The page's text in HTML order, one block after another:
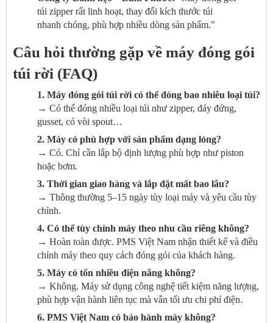
túi zipper rất linh hoạt, thay đổi kích thước túi
nhanh chóng, phù hợp nhiều dòng sản phẩm.”
Câu hỏi thường gặp về máy đóng gói
túi rời (FAQ)
1. Máy đóng gói túi rời có thể đóng bao nhiêu loại túi?
→ Có thể đóng nhiều loại túi như zipper, đáy đứng,
gusset, có vòi spout…
2. Máy có phù hợp với sản phẩm dạng lỏng?
→ Có. Chỉ cần lắp bộ định lượng phù hợp như piston
hoặc bơm.
3. Thời gian giao hàng và lắp đặt mất bao lâu?
→ Thông thường 5–15 ngày tùy loại máy và yêu cầu tùy
chỉnh.
4. Có thể tùy chỉnh máy theo nhu cầu riêng không?
→ Hoàn toàn được. PMS Việt Nam nhận thiết kế và điều
chỉnh máy theo quy cách đóng gói của khách hàng.
5. Máy có tốn nhiều điện năng không?
→ Không. Máy sử dụng công nghệ tiết kiệm năng lượng,
phù hợp vận hành liên tục mà vẫn tối ưu chi phí điện.
6. PMS Việt Nam có bảo hành máy không?